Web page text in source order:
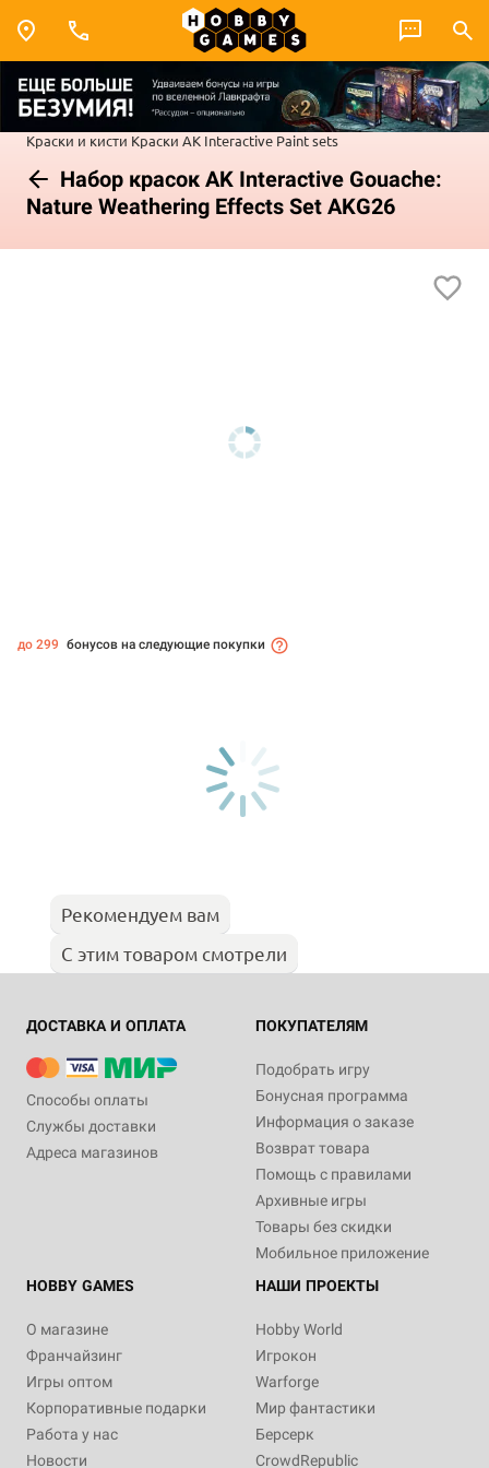
Краски и кисти Краски AK Interactive Paint sets
Набор красок AK Interactive Gouache:
Nature Weathering Effects Set AKG26
до 299 бонусов на следующие покупки
Рекомендуем вам
С этим товаром смотрели
ДОСТАВКА И ОПЛАТА
Способы оплаты
Службы доставки
Адреса магазинов
ПОКУПАТЕЛЯМ
Подобрать игру
Бонусная программа
Информация о заказе
Возврат товара
Помощь с правилами
Архивные игры
Товары без скидки
Мобильное приложение
HOBBY GAMES
О магазине
Франчайзинг
Игры оптом
Корпоративные подарки
Работа у нас
Новости
НАШИ ПРОЕКТЫ
Hobby World
Игрокон
Warforge
Мир фантастики
Берсерк
CrowdRepublic